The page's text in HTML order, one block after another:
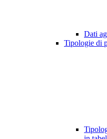
Dati
Tipologie di